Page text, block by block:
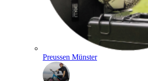
Preussen Münster